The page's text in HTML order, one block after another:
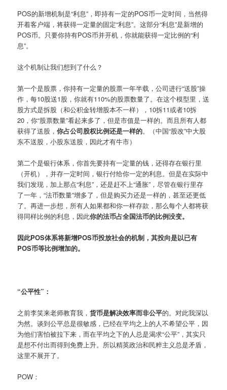
POS的新增机制是“利息”，即持有一定的POS币一定时间，当然得
开着客户端，将获得一定量的固定“利息”。这部分“利息”是新增的
POS币。只要你持有POS币并开机，你就能获得一定比例的“利
息”。
这个机制让我们想到了什么？
第一个是股票，你持有一定量的股票一年半载，公司进行“送股”操
作，每10股送1股，你就有110%的股票数量了。在这个模型里，送
股方式是拆股（和公积金转增股本不一样），10拆11或者10拆
20，你“股票数量”看起来多了，但是市值是一样的。而且所有人都
获得了送股，你占公司股权比例还是一样的。（中国“股改”中大股
东不送股，小股东送股，因此才有牛市）
第二个是银行体系，你首先要持有一定量的钱，还得存在银行里
（开机），并存一定时间，银行付给你一定的利息。但是在实际中
我们发现，加上那点“利息”，还是赶不上“通胀”，尽管在银行里存
了一年，“法币数量”增多了，但是购买力还是一样的，甚至还更低
了。再进一步想，所有人如果都和你一样存款，那么每个人都将获
得同样比例的利息，因此你的法币占全国法币的比例没变。
因此POS体系将新增POS币投放社会的机制，其投向是以已有
POS币等比例增加的。
“公平性”：
之前李笑来老师教育我，货币是解决效率而非公平的。对此我深以
为然。谈到公平总是很敏感，已经在平均之上的人不希望公平，因
为他们害怕被拉下来，而在平均之下的人总是渴求“公平”，其实只
是想不付出而得到免费上升。所以精英政治和民粹主义总是矛盾，
这里不展开了。
POW：